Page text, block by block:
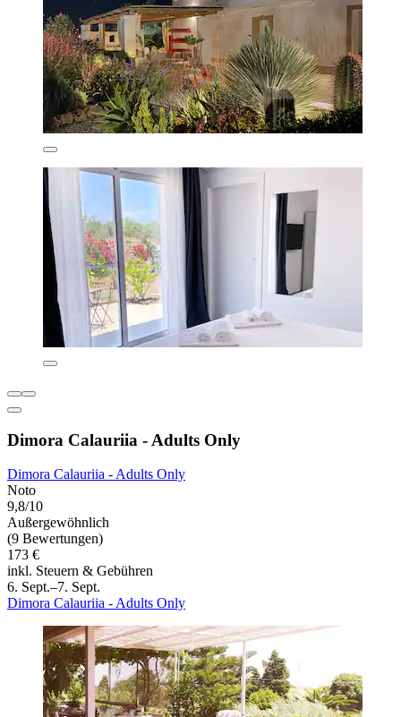
Dimora Calauriia - Adults Only
Dimora Calauriia - Adults Only
Noto
9,8/10
Außergewöhnlich
(9 Bewertungen)
173 €
inkl. Steuern & Gebühren
6. Sept.–7. Sept.
Dimora Calauriia - Adults Only